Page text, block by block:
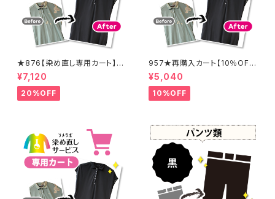
★876【染め直し専用カート】8
900円
¥7,120
20%OFF
957★再購入カート【10％OF
F】
¥5,040
10%OFF